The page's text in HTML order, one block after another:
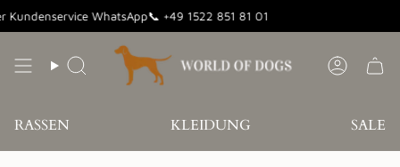
Inhalt
WhatsApp📞 +49 1522 851 81 01
Suche Konto
RASSEN KLEIDUNG SALE